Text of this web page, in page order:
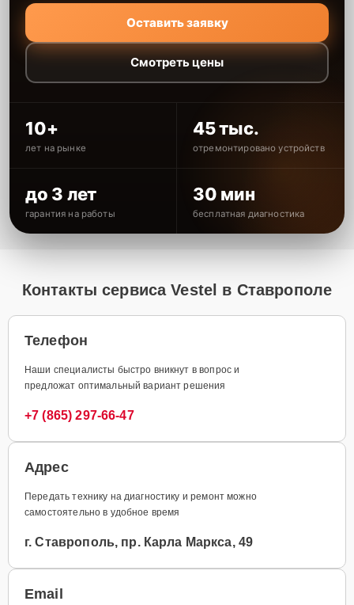
Оставить заявку
Смотреть цены
10+
лет на рынке
45 тыс.
отремонтировано устройств
до 3 лет
гарантия на работы
30 мин
бесплатная диагностика
Контакты сервиса Vestel в Ставрополе
Телефон
Наши специалисты быстро вникнут в вопрос и
предложат оптимальный вариант решения
+7 (865) 297-66-47
Адрес
Передать технику на диагностику и ремонт можно
самостоятельно в удобное время
г. Ставрополь, пр. Карла Маркса, 49
Email